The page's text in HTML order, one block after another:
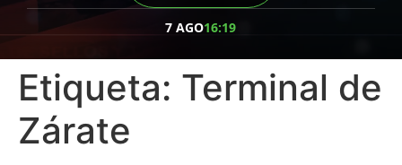
7 AGO16:19
Etiqueta: Terminal de
Zárate